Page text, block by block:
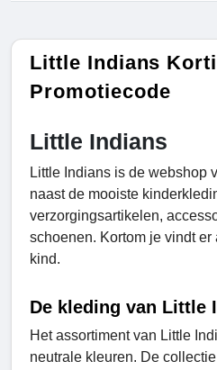
Little Indians
Promotiecode
Little Indians
Little Indians is de webshop
naast de mooiste
verzorgingsartikelen,
schoenen. Kortom je vindt
kind.
De kleding van Little
Het assortiment van Little
neutrale kleuren. De